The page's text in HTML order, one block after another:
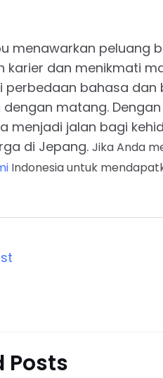
menawarkan peluang
karier dan menikmati
perbedaan bahasa
matang.
menjadi jalan bagi
di Jepang. Jika Anda
Indonesia untuk
Posts